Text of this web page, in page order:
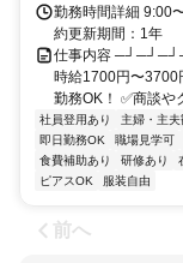
勤務時間詳細 9:00
約更新期間：1年
仕事内容
時給1700円〜3700
勤務OK！ ✅商談や
社員登用あり 主婦・主夫
即日勤務OK
職場見学可
食費補助あり
研修あり
ピアスOK
服装自由
前へ